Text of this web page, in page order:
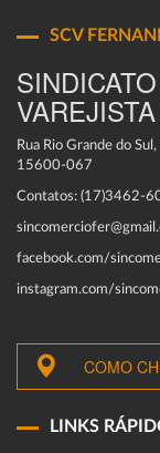
SCV
Rua Rio Grande do
15600-067
Contatos: (17)3462-
facebook.com/
instagram.com/
COMO
LINKS